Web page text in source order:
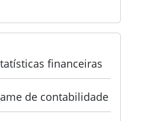
financeiras
de contabilidade